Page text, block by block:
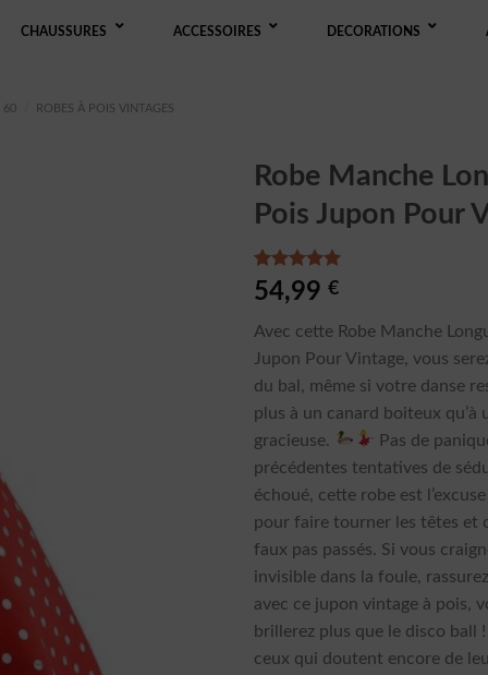
CHAUSSURES ACCESSOIRES DECORATIONS
60 ROBES À POIS VINTAGES
Robe Manche
Pois Jupon Pour
Noté5.00
sur 5 basé
2
notations
client
54,99€
Avec cette Robe Manche
Jupon Pour Vintage, vous
du bal, même si votre danse
plus à un canard boiteux qu’à
gracieuse.
Pas de
précédentes tentatives de
échoué, cette robe est
pour faire tourner les têtes et
faux pas passés. Si vous
invisible dans la foule,
avec ce jupon vintage à pois,
brillerez plus que le disco ball
ceux qui doutent encore de